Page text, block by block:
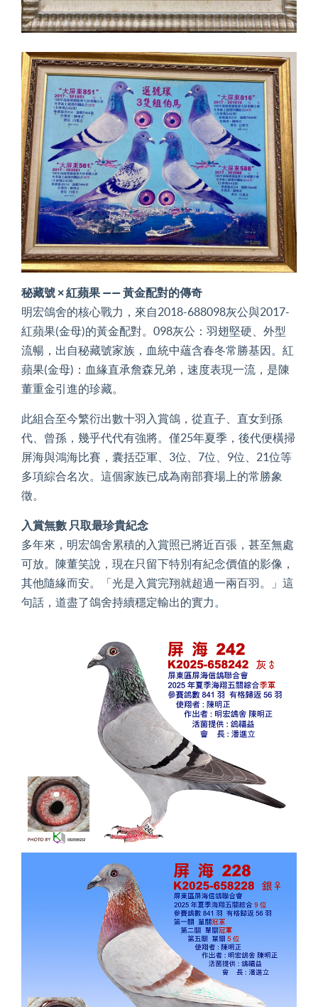
秘藏號 × 紅蘋果 —— 黃金配對的傳奇
明宏鴿舍的核心戰力，來自2018-688098灰公與2017-
紅蘋果(金母)的黃金配對。098灰公：羽翅堅硬、外型
流暢，出自秘藏號家族，血統中蘊含春冬常勝基因。紅
蘋果(金母)：血緣直承詹森兄弟，速度表現一流，是陳
董重金引進的珍藏。
此組合至今繁衍出數十羽入賞鴿，從直子、直女到孫
代、曾孫，幾乎代代有強將。僅25年夏季，後代便橫掃
屏海與鴻海比賽，囊括亞軍、3位、7位、9位、21位等
多項綜合名次。這個家族已成為南部賽場上的常勝象
徵。
入賞無數 只取最珍貴紀念
多年來，明宏鴿舍累積的入賞照已將近百張，甚至無處
可放。陳董笑說，現在只留下特別有紀念價值的影像，
其他隨緣而安。「光是入賞完翔就超過一兩百羽。」這
句話，道盡了鴿舍持續穩定輸出的實力。